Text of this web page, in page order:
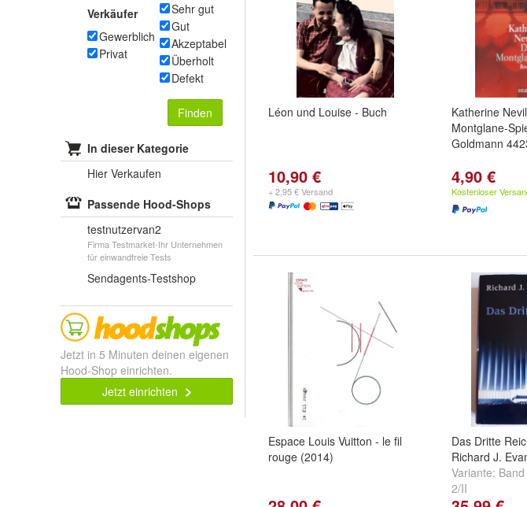
Verkäufer
Gewerblich
Privat
Sehr gut
Gut
Akzeptabel
Überholt
Defekt
Finden
In dieser Kategorie
Hier Verkaufen
Passende Hood-Shops
testnutzervan2
Firma Testmarket-Ihr Unternehmen
für einwandfreie Tests
Sendagents-Testshop
Jetzt in 5 Minuten deinen eigenen
Hood-Shop einrichten.
Jetzt einrichten
Léon und Louise - Buch
10,90 €
+ 2,95 € Versand
Katherine
Montglane-
Goldmann
4,90 €
Kostenloser
Espace Louis Vuitton - le fil
rouge (2014)
Das Dritte
Richard J.
Variante:
2/II